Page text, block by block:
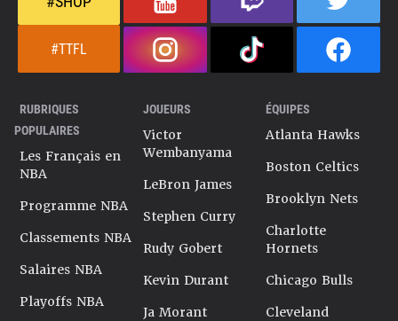
#TTFL
RUBRIQUES
POPULAIRES
Les Français en
NBA
Programme NBA
Classements NBA
Salaires NBA
Playoffs NBA
JOUEURS
Victor
Wembanyama
LeBron James
Stephen Curry
Rudy Gobert
Kevin Durant
Ja Morant
ÉQUIPES
Atlanta Hawks
Boston Celtics
Brooklyn Nets
Charlotte
Hornets
Chicago Bulls
Cleveland